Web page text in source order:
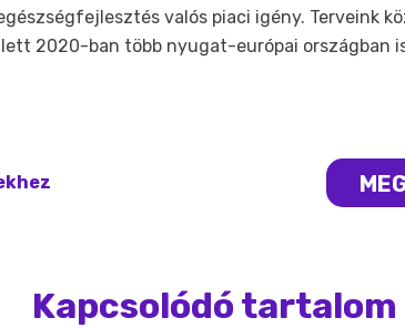
valós piaci igény. Terveink
2020-ban több nyugat-európai országban
Kapcsolódó tartalom